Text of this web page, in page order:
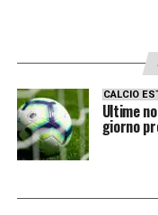
CALCIO
Ultime
giorno